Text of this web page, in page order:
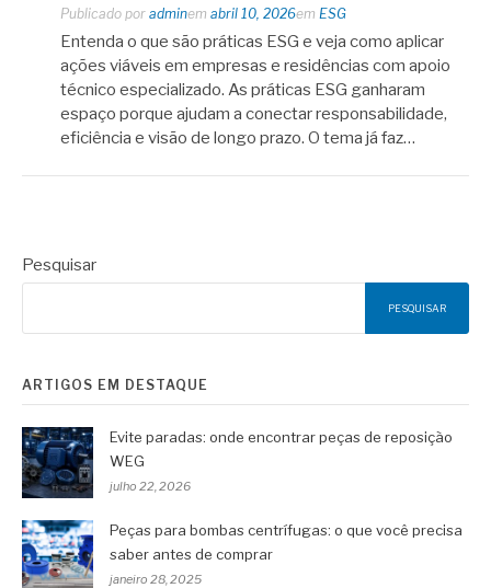
Publicado por adminem abril 10, 2026em ESG
Entenda o que são práticas ESG e veja como aplicar
ações viáveis em empresas e residências com apoio
técnico especializado. As práticas ESG ganharam
espaço porque ajudam a conectar responsabilidade,
eficiência e visão de longo prazo. O tema já faz…
Pesquisar
PESQUISAR
ARTIGOS EM DESTAQUE
Evite paradas: onde encontrar peças de reposição
WEG
julho 22, 2026
Peças para bombas centrífugas: o que você precisa
saber antes de comprar
janeiro 28, 2025